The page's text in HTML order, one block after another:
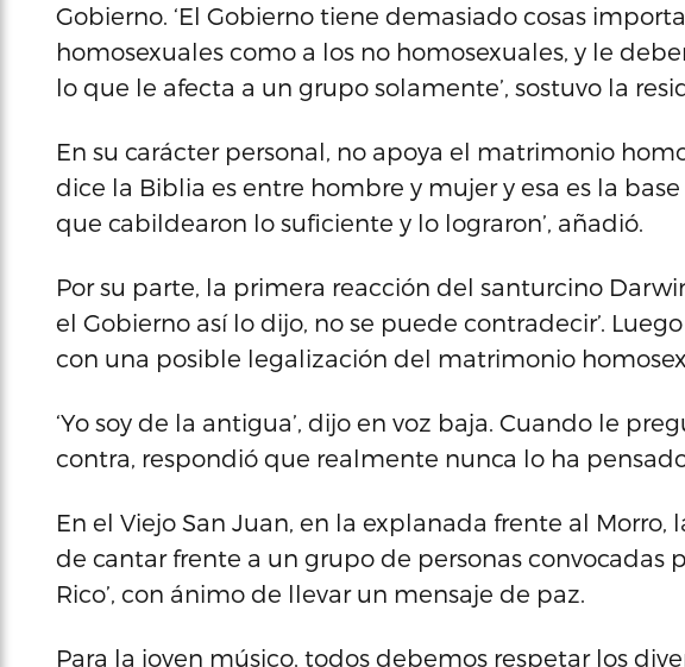
Gobierno. ‘El Gobierno tiene demasiado cosas
homosexuales como a los no homosexuales, y le
lo que le afecta a un grupo solamente’, sostuvo la
En su carácter personal, no apoya el matrimonio
dice la Biblia es entre hombre y mujer y esa es la
que cabildearon lo suficiente y lo lograron’, añadió.
Por su parte, la primera reacción del santurcino
el Gobierno así lo dijo, no se puede contradecir’.
con una posible legalización del matrimonio
‘Yo soy de la antigua’, dijo en voz baja. Cuando le
contra, respondió que realmente nunca lo ha
En el Viejo San Juan, en la explanada frente al Morro,
de cantar frente a un grupo de personas convocadas
Rico’, con ánimo de llevar un mensaje de paz.
Para la joven músico, todos debemos respetar los